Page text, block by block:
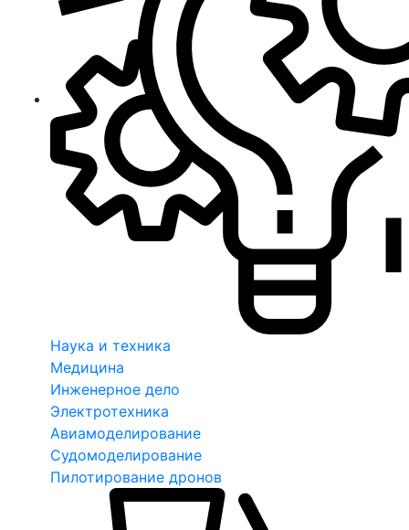
Наука и техника
Медицина
Инженерное дело
Электротехника
Авиамоделирование
Судомоделирование
Пилотирование дронов